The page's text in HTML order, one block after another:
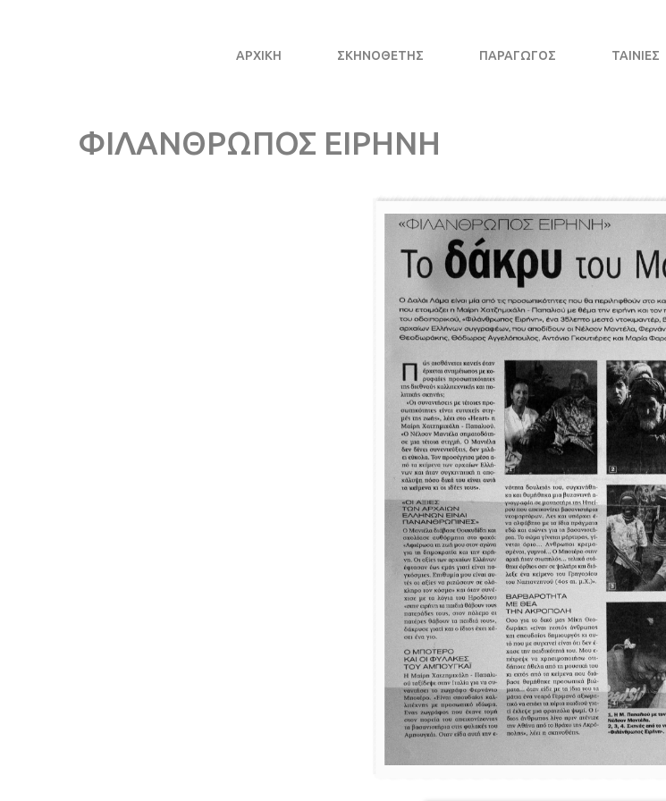
ΑΡΧΙΚΗ ΣΚΗΝΟΘΈΤΗΣ ΠΑΡΑΓΩΓΌΣ ΤΑΙΝΊΕΣ
ΦΙΛΑΝΘΡΩΠΟΣ ΕΙΡΗΝΗ